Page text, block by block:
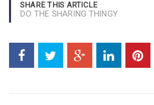
SHARE THIS ARTICLE
DO THE SHARING THINGY